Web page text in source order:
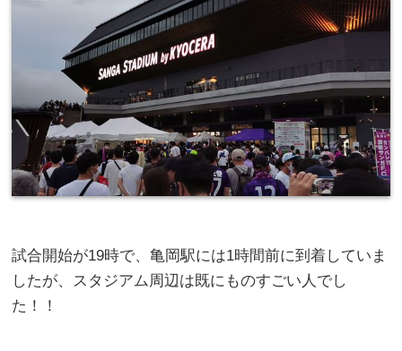
試合開始が19時で、亀岡駅には1時間前に到着していま
したが、スタジアム周辺は既にものすごい人でし
た！！